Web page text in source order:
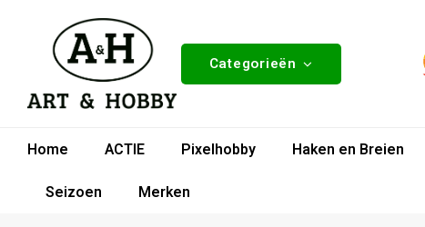
Categorieën
Home ACTIE Pixelhobby Haken en Breien
Seizoen
Merken